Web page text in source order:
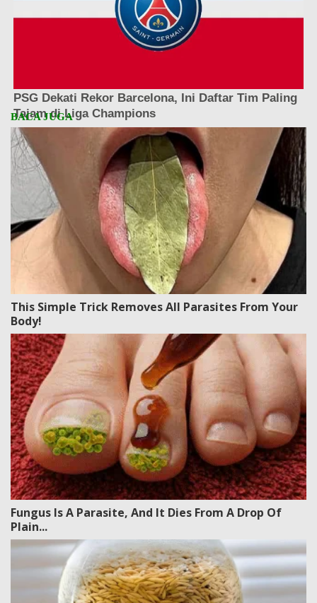
This Simple Trick Removes All Parasites From Your
Body!
Fungus Is A Parasite, And It Dies From A Drop Of
Plain...